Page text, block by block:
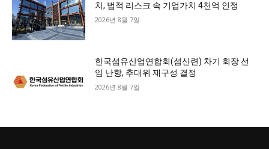
치, 법적 리스크 속 기업가치 4천억 인정
2026년 8월 7일
한국섬유산업연합회(섬산련) 차기 회장 선
임 난항, 추대위 재구성 결정
2026년 8월 7일